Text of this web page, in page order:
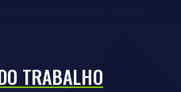
TRABALHO